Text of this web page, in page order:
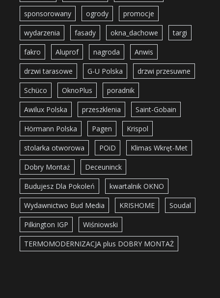
sponsorowany ogrody promocje
wydarzenia fasady okna_dachowe targi
fakro Aluprof nagroda Anwis
drzwi tarasowe G-U Polska drzwi przesuwne
Schüco OknoPlus poradnik
Awilux Polska przeszklenia Saint-Gobain
Hörmann Polska Pagen Krispol
stolarka otworowa POiD Klimas Wkręt-Met
Dobry Montaż Deceuninck
Budujesz Dla Pokoleń kwartalnik OKNO
Wydawnictwo Bud Media KRISHOME Soudal
Pilkington IGP Wiśniowski
TERMOMODERNIZACJA plus DOBRY MONTAŻ